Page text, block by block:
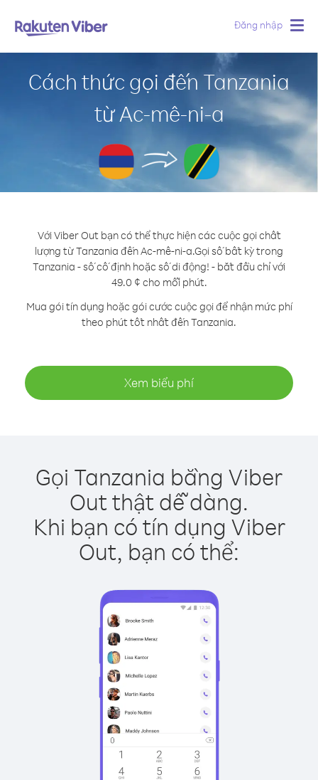
Đăng nhập
Cách thức gọi đến Tanzania
từ Ac-mê-ni-a
Với Viber Out bạn có thể thực hiện các cuộc gọi chất
lượng từ Tanzania đến Ac-mê-ni-a.Gọi số bất kỳ trong
Tanzania - số cố định hoặc số di động! - bắt đầu chỉ với
49.0 ¢ cho mỗi phút.
Mua gói tín dụng hoặc gói cước cuộc gọi để nhận mức phí
theo phút tốt nhất đến Tanzania.
Xem biểu phí
Gọi Tanzania bằng Viber
Out thật dễ dàng.
Khi bạn có tín dụng Viber
Out, bạn có thể: